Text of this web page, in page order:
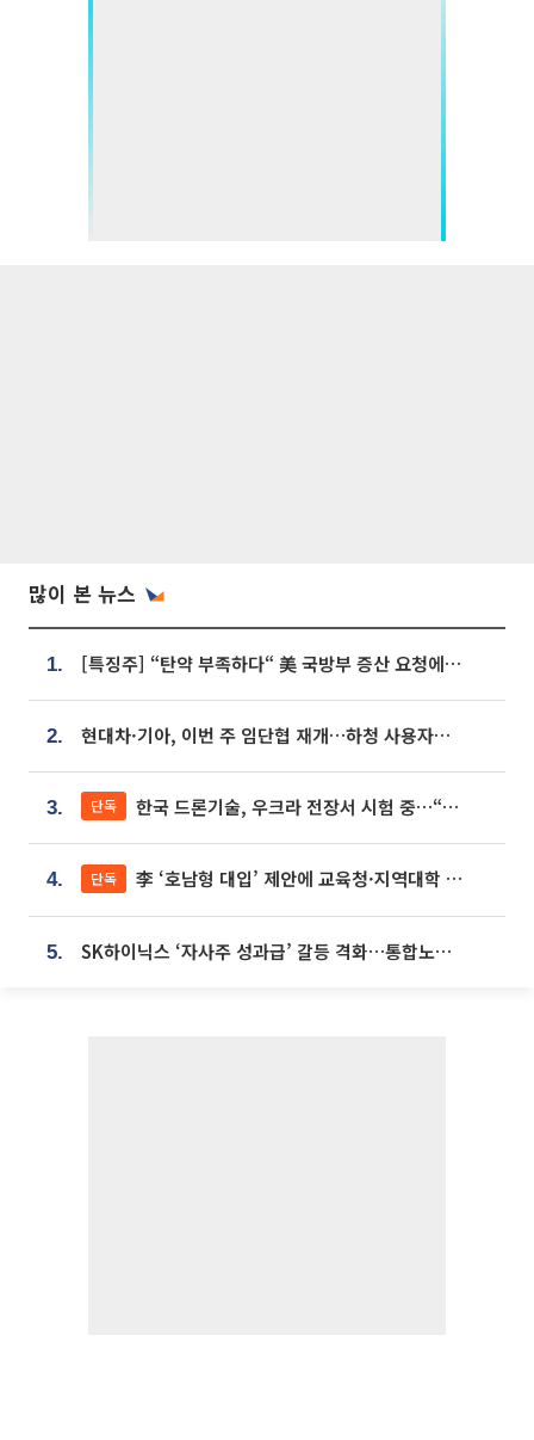
많이 본 뉴스
1. [특징주] “탄약 부족하다“ 美 국방부 증산 요청에⋯국내 방산주 급등세
2. 현대차·기아, 이번 주 임단협 재개…하청 사용자성 재심도 ‘변수’
3. 단독 한국 드론기술, 우크라 전장서 시험 중…“스타트업 여러 곳 참여”
4. 단독 李 ‘호남형 대입’ 제안에 교육청·지역대학 서·논술형 입시 연계 '착수'
5. SK하이닉스 ‘자사주 성과급’ 갈등 격화…통합노조 출범 움직임